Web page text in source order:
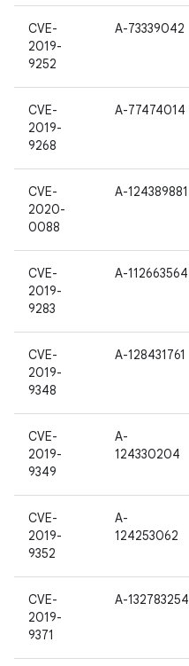
CVE-
2019-
9252
A-73339042
CVE-
2019-
9268
A-77474014
CVE-
2020-
0088
A-124389881
CVE-
2019-
9283
A-112663564
CVE-
2019-
9348
A-128431761
CVE-
2019-
9349
A-
124330204
CVE-
2019-
9352
A-
124253062
CVE-
2019-
9371
A-132783254